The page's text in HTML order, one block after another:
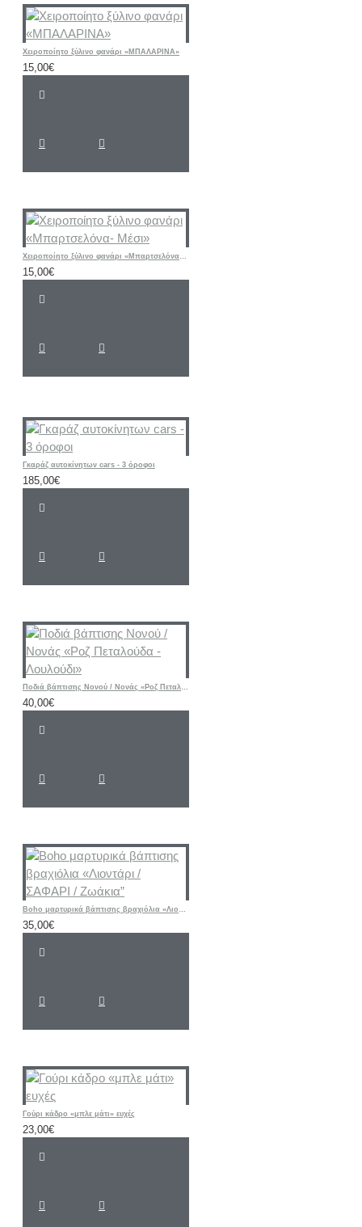
Χειροποίητο ξύλινο φανάρι «ΜΠΑΛΑΡΙΝΑ»
15,00€
Χειροποίητο ξύλινο φανάρι «Μπαρτσελόνα- Μέσι»
15,00€
Γκαράζ αυτοκίνητων cars - 3 όροφοι
185,00€
Ποδιά βάπτισης Νονού / Νονάς «Ροζ Πεταλούδα - Λουλούδι»
40,00€
Boho μαρτυρικά βάπτισης βραχιόλια «Λιοντάρι / ΣΑΦΑΡΙ / Ζωάκια”
35,00€
Γούρι κάδρο «μπλε μάτι» ευχές
23,00€